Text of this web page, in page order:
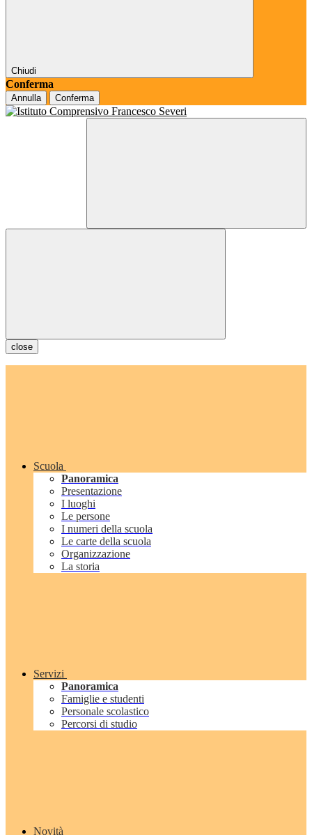
Chiudi
Conferma
Annulla Conferma
close
Scuola
Panoramica
Presentazione
I luoghi
Le persone
I numeri della scuola
Le carte della scuola
Organizzazione
La storia
Servizi
Panoramica
Famiglie e studenti
Personale scolastico
Percorsi di studio
Novità